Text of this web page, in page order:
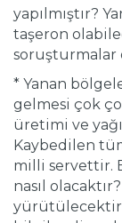
yapılmıştır?
taşeron
* Yanan
gelmesi çok
üretimi ve
Kaybedilen
milli servettir.
nasıl